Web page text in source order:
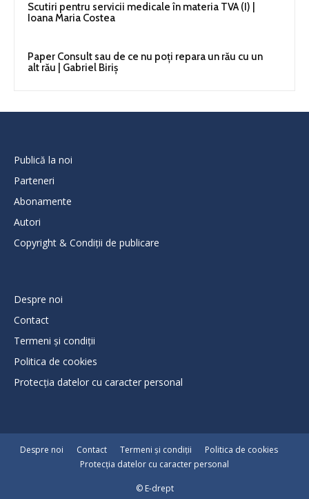
Scutiri pentru servicii medicale în materia TVA (I) |
Ioana Maria Costea
Paper Consult sau de ce nu poți repara un rău cu un
alt rău | Gabriel Biriș
Publică la noi
Parteneri
Abonamente
Autori
Copyright & Condiții de publicare
Despre noi
Contact
Termeni și condiții
Politica de cookies
Protecţia datelor cu caracter personal
Despre noi Contact Termeni și condiții
Politica de cookies
Protecţia datelor cu caracter personal
© E-drept